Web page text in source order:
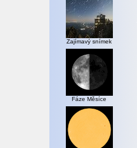
Zajímavý snímek
Fáze Měsíce